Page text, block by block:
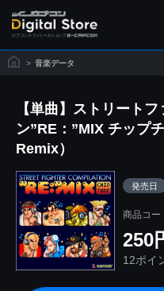
> 音楽データ
【単曲】ストリート
ン”RE：”MIX チップ
Remix）
発売日
商品コー
250
12ポイ